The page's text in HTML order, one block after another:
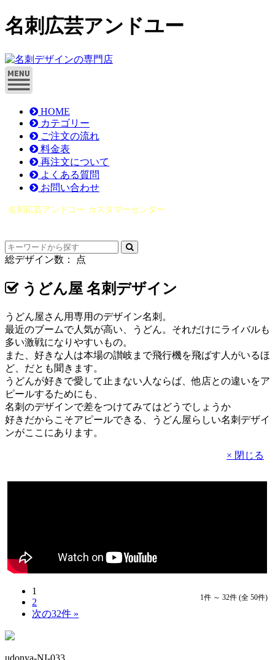
名刺広芸アンドユー
HOME
カテゴリー
ご注文の流れ
料金表
再注文について
よくある質問
お問い合わせ
名刺広芸アンドユー カスタマーセンター
総デザイン数： 点
うどん屋 名刺デザイン
うどん屋さん用専用のデザイン名刺。
最近のブームで人気が高い、うどん。それだけにライバルも
多い激戦になりやすいもの。
また、好きな人は本場の讃岐まで飛行機を飛ばす人がいるほ
ど、だとも聞きます。
うどんが好きで愛して止まない人ならば、他店との違いをア
ピールするためにも、
名刺のデザインで差をつけてみてはどうでしょうか
好きだからこそアピールできる、うどん屋らしい名刺デザイ
ンがここにあります。
× 閉じる
1件 ～ 32件 (全 50件)
1
2
次の32件 »
udonya-NI-033